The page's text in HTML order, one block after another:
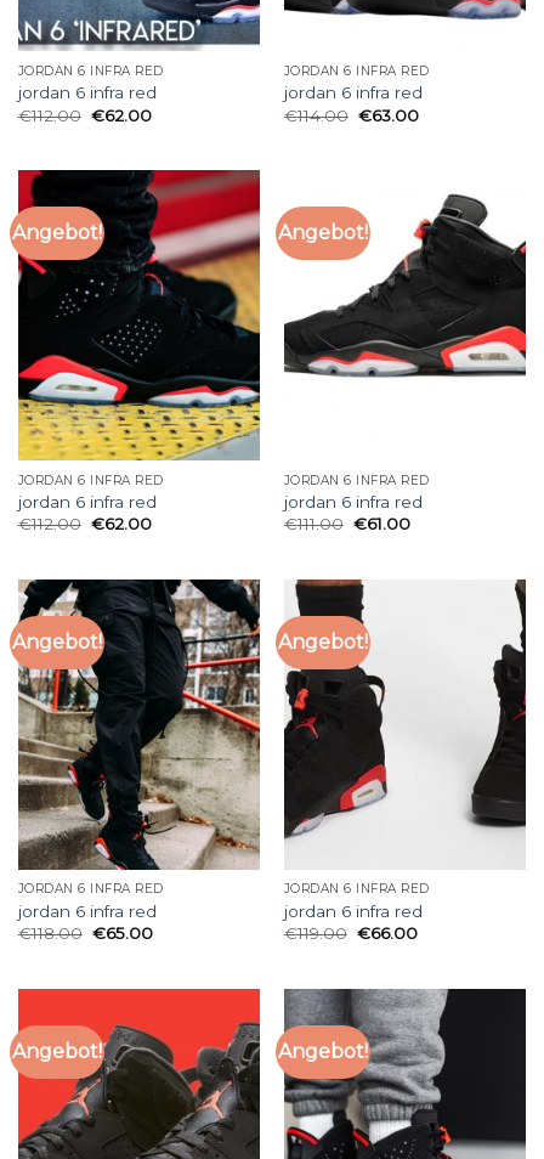
JORDAN 6 INFRA RED
jordan 6 infra red
€112.00 €62.00
JORDAN 6 INFRA RED
jordan 6 infra red
€114.00 €63.00
Angebot!
JORDAN 6 INFRA RED
jordan 6 infra red
€112.00 €62.00
Angebot!
JORDAN 6 INFRA RED
jordan 6 infra red
€111.00 €61.00
Angebot!
JORDAN 6 INFRA RED
jordan 6 infra red
€118.00 €65.00
Angebot!
JORDAN 6 INFRA RED
jordan 6 infra red
€119.00 €66.00
Angebot! Angebot!